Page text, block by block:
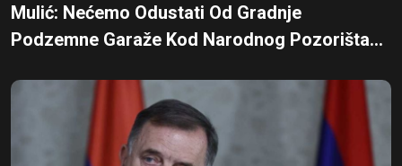
Mulić: Nećemo Odustati Od Gradnje
Podzemne Garaže Kod Narodnog Pozorišta...